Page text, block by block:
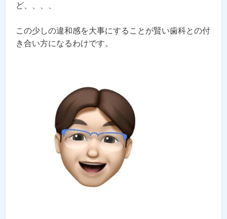
ど、、、、
この少しの違和感を大事にすることが賢い歯科との付
き合い方になるわけです。